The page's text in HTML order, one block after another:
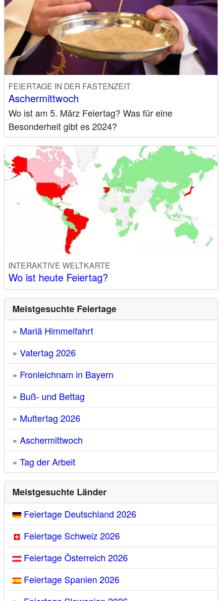
FEIERTAGE IN DER FASTENZEIT
Aschermittwoch
Wo ist am 5. März Feiertag? Was für eine
Besonderheit gibt es 2024?
INTERAKTIVE WELTKARTE
Wo ist heute Feiertag?
Meistgesuchte Feiertage
» Mariä Himmelfahrt
» Vatertag 2026
» Fronleichnam in Bayern
» Buß- und Bettag
» Muttertag 2026
» Aschermittwoch
» Tag der Arbeit
Meistgesuchte Länder
Feiertage Deutschland 2026
Feiertage Schweiz 2026
Feiertage Österreich 2026
Feiertage Spanien 2026